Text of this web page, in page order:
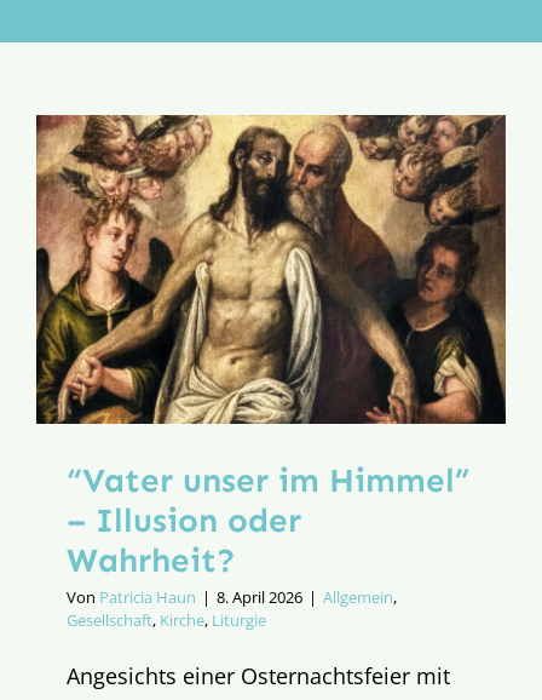
Aktion
“Vater unser im Himmel”
– Illusion oder
Wahrheit?
Von Patricia Haun | 8. April 2026 | Allgemein,
Gesellschaft, Kirche, Liturgie
Angesichts einer Osternachtsfeier mit